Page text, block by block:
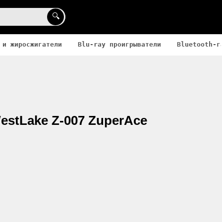
🔍
жиросжигатели Blu-ray проигрыватели Bluetooth-
Z-007 ZuperAce